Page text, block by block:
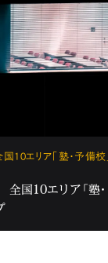
エリア「塾・予備校」
国10エリア「塾・